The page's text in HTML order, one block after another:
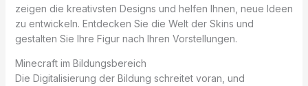
zeigen die kreativsten Designs und helfen Ihnen, neue Ideen
zu entwickeln. Entdecken Sie die Welt der Skins und
gestalten Sie Ihre Figur nach Ihren Vorstellungen.
Minecraft im Bildungsbereich
Die Digitalisierung der Bildung schreitet voran, und